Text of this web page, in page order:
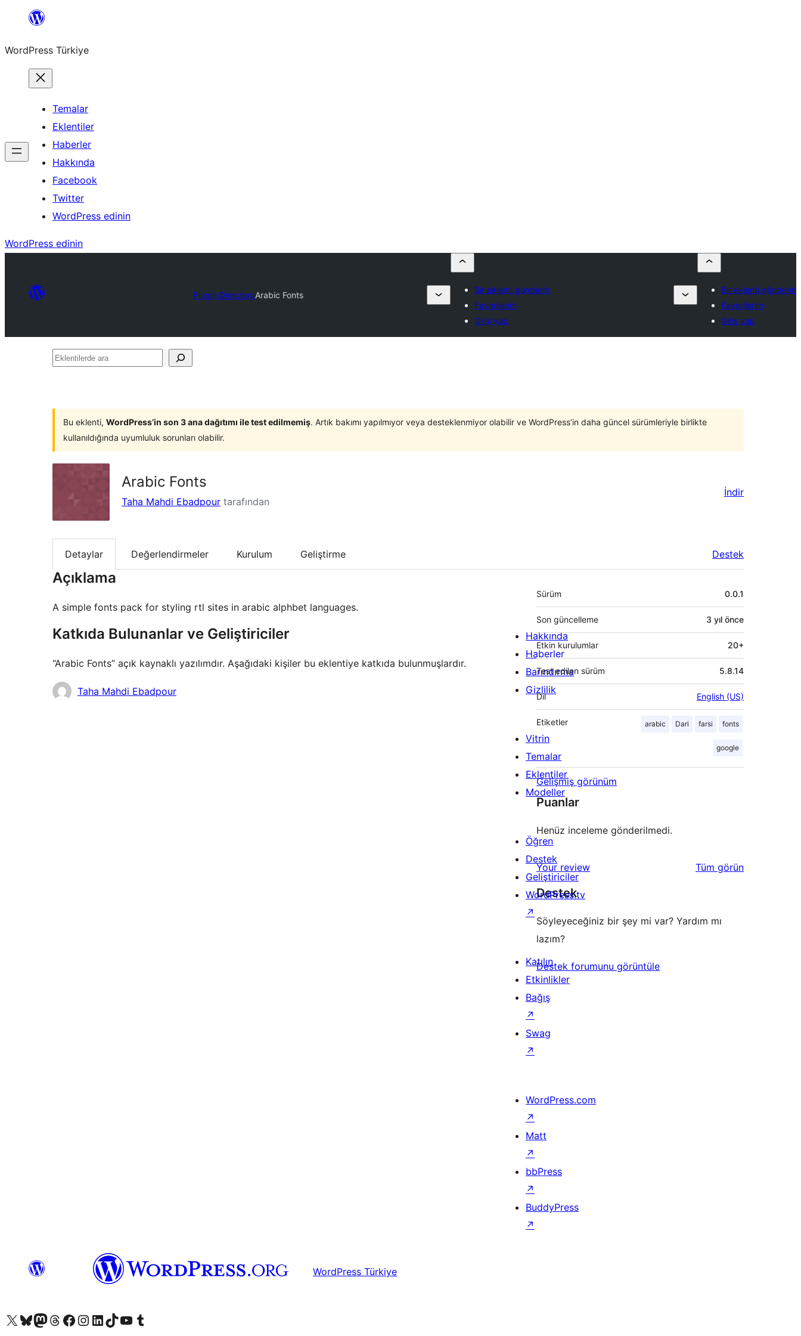
İçeriğe
WordPress Türkiye
Temalar
Eklentiler
Haberler
Hakkında
Facebook
Twitter
WordPress edinin
WordPress edinin
Plugin DirectoryArabic Fonts
Bir eklenti gönderin
Favorilerim
Giriş yap
Bir eklenti gönderin
Favorilerim
Giriş yap
Eklentilerde
Bu eklenti, WordPress’in son 3 ana dağıtımı ile test edilmemiş. Artık bakımı yapılmıyor veya desteklenmiyor olabilir ve WordPress’in daha güncel sürümleriyle birlikte
kullanıldığında uyumluluk sorunları olabilir.
Arabic Fonts
Taha Mahdi Ebadpour tarafından
İndir
Detaylar Değerlendirmeler Kurulum Geliştirme Destek
Açıklama
A simple fonts pack for styling rtl sites in arabic alphbet languages.
Katkıda Bulunanlar ve Geliştiriciler
“Arabic Fonts” açık kaynaklı yazılımdır. Aşağıdaki kişiler bu eklentiye katkıda bulunmuşlardır.
KatkıdaTaha Mahdi Ebadpour
Meta
Sürüm 0.0.1
Son güncelleme 3 yıl önce
Etkin kurulumlar 20+
Test edilen sürüm 5.8.14
Dil English (US)
Etiketler arabic Dari farsi fonts
google
Gelişmiş görünüm
Puanlar
Henüz inceleme gönderilmedi.
Your review Tüm değerlendirmeleri
görün
Destek
Söyleyeceğiniz bir şey mi var? Yardım mı
lazım?
Destek forumunu görüntüle
Hakkında
Haberler
Barındırma
Gizlilik
Vitrin
Temalar
Eklentiler
Modeller
Öğren
Destek
Geliştiriciler
WordPress.tv
↗
Katılın
Etkinlikler
Bağış
↗
Swag
↗
WordPress.com
↗
Matt
↗
bbPress
↗
BuddyPress
↗
WordPress Türkiye
X (eski Twitter) hesabımıza bakın
Bluesky hesabımızı ziyaret edinMastodon hesabımızı ziyaret edinThreads hesabımızı ziyaret edinFacebook sayfamızı ziyaret edinInstagram hesabımızı ziyaret edinLinkedIn hesabımızı ziyaret edinTikTok hesabımızı ziyaret edinYouTube kanalımızı ziyaret edinTumblr hesabımızı ziyaret edin